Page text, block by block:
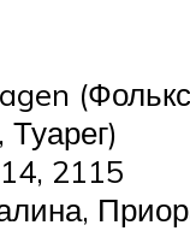
Туарег)
2115